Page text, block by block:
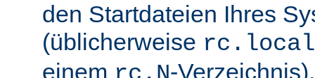
den Startdateien Ihres
(üblicherweise rc.local
einem
-